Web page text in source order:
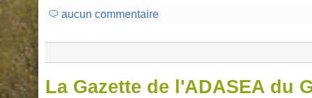
aucun commentaire
La Gazette de l'ADASEA du